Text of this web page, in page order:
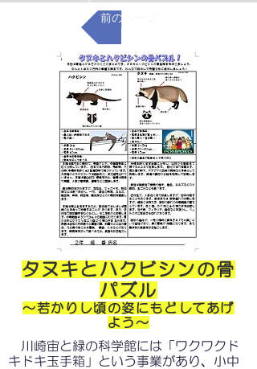
前のページ
タヌキとハクビシンの骨
パズル
～若かりし頃の姿にもどしてあげ
よう～
川崎宙と緑の科学館には「ワクワクド
キドキ玉手箱」という事業があり、小中